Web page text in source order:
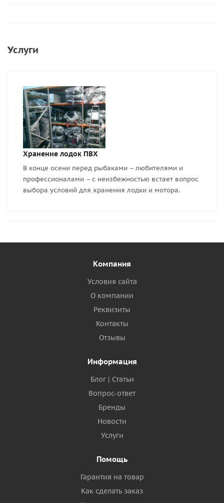
Услуги
Хранение лодок ПВХ
В конце осени перед рыбаками – любителями и
профессионалами – с неизбежностью встает вопрос
выбора условий для хранения лодки и мотора.
Компания
Условия сайта
О компании
Реквизиты
Контакты
Отзывы
Информация
Блог | Статьи
Вопрос-ответ
Бренды
Новости
Услуги
Помощь
Гарантия на товар
Как сделать заказ